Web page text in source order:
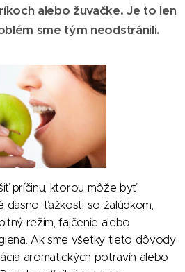
alebo žuvačke. Je to len
sme tým neodstránili.
príčinu, ktorou môže byť
ďasno, ťažkosti so žalúdkom,
režim, fajčenie alebo
Ak sme všetky tieto dôvody
aromatických potravín alebo